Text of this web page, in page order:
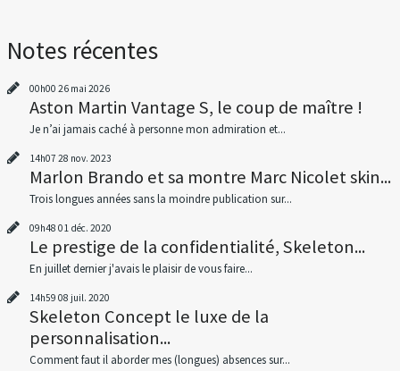
Notes récentes
00h00 26 mai 2026
Aston Martin Vantage S, le coup de maître !
Je n’ai jamais caché à personne mon admiration et...
14h07 28 nov. 2023
Marlon Brando et sa montre Marc Nicolet skin...
Trois longues années sans la moindre publication sur...
09h48 01 déc. 2020
Le prestige de la confidentialité, Skeleton...
En juillet dernier j'avais le plaisir de vous faire...
14h59 08 juil. 2020
Skeleton Concept le luxe de la
personnalisation...
Comment faut il aborder mes (longues) absences sur...